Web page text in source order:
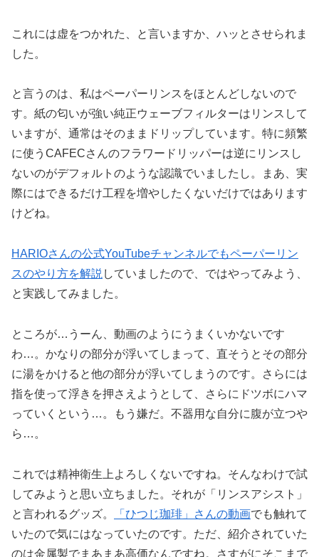
これには虚をつかれた、と言いますか、ハッとさせられま
した。
と言うのは、私はペーパーリンスをほとんどしないので
す。紙の匂いが強い純正ウェーブフィルターはリンスして
いますが、通常はそのままドリップしています。特に頻繁
に使うCAFECさんのフラワードリッパーは逆にリンスし
ないのがデフォルトのような認識でいましたし。まあ、実
際にはできるだけ工程を増やしたくないだけではあります
けどね。
HARIOさんの公式YouTubeチャンネルでもペーパーリン
スのやり方を解説 していましたので、ではやってみよう、
と実践してみました。
ところが…うーん、動画のようにうまくいかないです
わ…。かなりの部分が浮いてしまって、直そうとその部分
に湯をかけると他の部分が浮いてしまうのです。さらには
指を使って浮きを押さえようとして、さらにドツボにハマ
っていくという…。もう嫌だ。不器用な自分に腹が立つや
ら…。
これでは精神衛生上よろしくないですね。そんなわけで試
してみようと思い立ちました。それが「リンスアシスト」
と言われるグッズ。
「ひつじ珈琲」さんの動画でも触れて
いたので気にはなっていたのです。ただ、紹介されていた
のは金属製でまあまあ高価なんですね。さすがにそこまで